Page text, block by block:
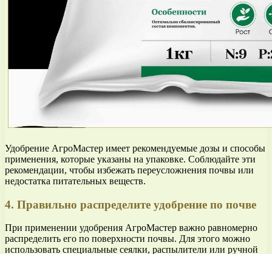
Удобрение АгроМастер имеет рекомендуемые дозы и способы
применения, которые указаны на упаковке. Соблюдайте эти
рекомендации, чтобы избежать переусложнения почвы или
недостатка питательных веществ.
4. Правильно распределите удобрение по почве
При применении удобрения АгроМастер важно равномерно
распределить его по поверхности почвы. Для этого можно
использовать специальные сеялки, распылители или ручной